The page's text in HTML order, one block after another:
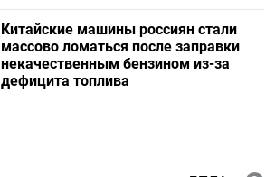
Китайские машины россиян стали
массово ломаться после заправки
некачественным бензином из-за
дефицита топлива